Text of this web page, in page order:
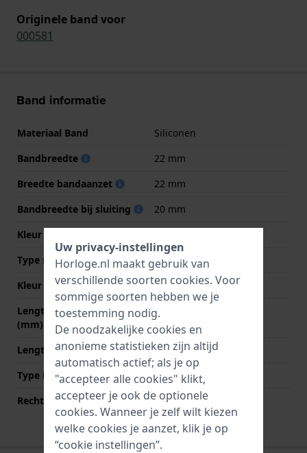
Originele band voor
000581
Band informatie
Materiaal Band
Siliconen
Bandbreedte
22 mm
Breedte bandaanzet
22 mm
Bandbreedte bij sluiting
20 mm
Kleur Band
Type sluiting
Gesp
Kleur sluiting
Zilver
Lengte band op 12 uur
(mm)
75 mm
Lengte band op 6 uur (mm) 130 mm
Type bevestiging
Bandpennen
Rechte bandaanzet
Nee
Uw privacy-instellingen
Horloge.nl maakt gebruik van
verschillende soorten cookies. Voor
sommige soorten hebben we je
toestemming nodig.
De noodzakelijke cookies en
anonieme statistieken zijn altijd
automatisch actief; als je op
"accepteer alle cookies" klikt,
accepteer je ook de optionele
cookies. Wanneer je zelf wilt kiezen
welke cookies je aanzet, klik je op
“cookie instellingen”.